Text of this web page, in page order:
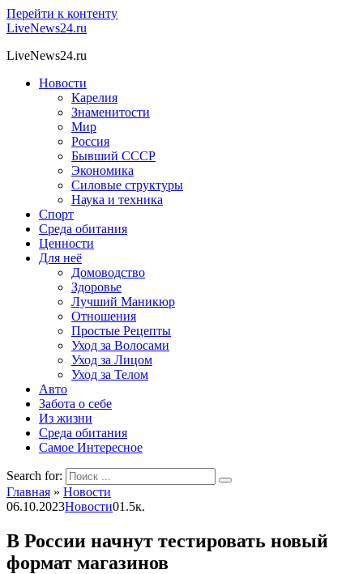
Перейти к контенту
LiveNews24.ru
LiveNews24.ru
Новости
Карелия
Знаменитости
Мир
Россия
Бывший СССР
Экономика
Силовые структуры
Наука и техника
Спорт
Среда обитания
Ценности
Для неё
Домоводство
Здоровье
Лучший Маникюр
Отношения
Простые Рецепты
Уход за Волосами
Уход за Лицом
Уход за Телом
Авто
Забота о себе
Из жизни
Среда обитания
Самое Интересное
Search for:
Главная » Новости
06.10.2023Новости01.5к.
В России начнут тестировать новый
формат магазинов